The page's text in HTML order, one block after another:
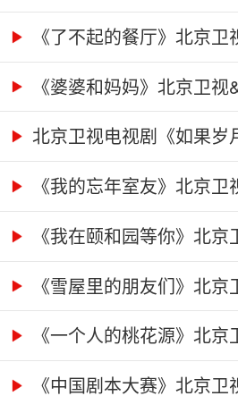
《了不起的餐厅》北京
《婆婆和妈妈》北京卫视
北京卫视电视剧《如果岁
牌...《我的忘年室友》北京
《我在颐和园等你》北
《雪屋里的朋友们》北
《一个人的桃花源》北
《中国剧本大赛》北京